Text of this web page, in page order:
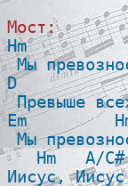
Мост:
Hm
Мы
D
Превыше
Em
Мы
Hm   A/C#
Иисус, Иисус